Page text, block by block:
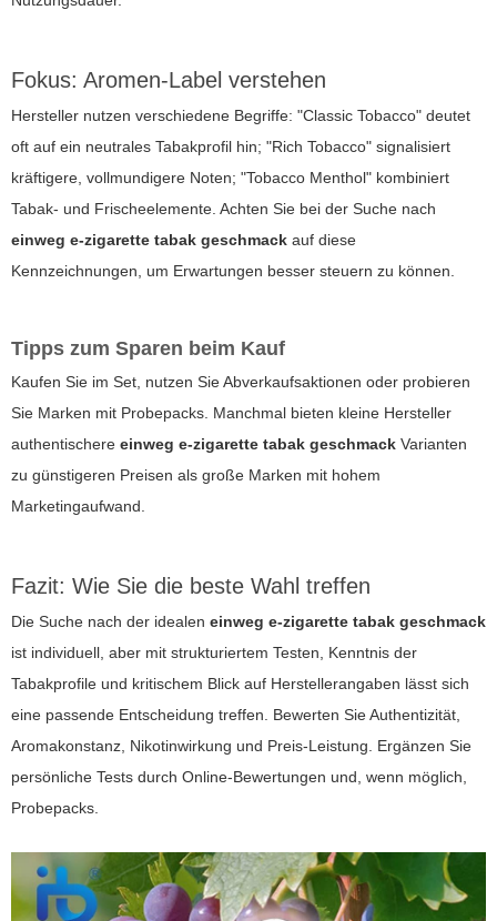
Fokus: Aromen-Label verstehen
Hersteller nutzen verschiedene Begriffe: "Classic Tobacco" deutet
oft auf ein neutrales Tabakprofil hin; "Rich Tobacco" signalisiert
kräftigere, vollmundigere Noten; "Tobacco Menthol" kombiniert
Tabak- und Frischeelemente. Achten Sie bei der Suche nach
einweg e-zigarette tabak geschmack auf diese
Kennzeichnungen, um Erwartungen besser steuern zu können.
Tipps zum Sparen beim Kauf
Kaufen Sie im Set, nutzen Sie Abverkaufsaktionen oder probieren
Sie Marken mit Probepacks. Manchmal bieten kleine Hersteller
authentischere einweg e-zigarette tabak geschmack Varianten
zu günstigeren Preisen als große Marken mit hohem
Marketingaufwand.
Fazit: Wie Sie die beste Wahl treffen
Die Suche nach der idealen einweg e-zigarette tabak geschmack
ist individuell, aber mit strukturiertem Testen, Kenntnis der
Tabakprofile und kritischem Blick auf Herstellerangaben lässt sich
eine passende Entscheidung treffen. Bewerten Sie Authentizität,
Aromakonstanz, Nikotinwirkung und Preis-Leistung. Ergänzen Sie
persönliche Tests durch Online-Bewertungen und, wenn möglich,
Probepacks.